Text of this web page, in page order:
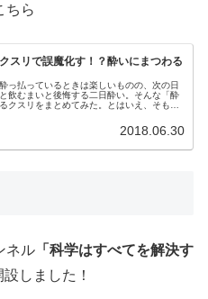
ちら
スリで誤魔化す！？酔いにまつわる
っ払っているときは楽しいものの、次の日
飲むまいと後悔する二日酔い。そんな「酔
クスリをまとめてみた。とはいえ、そもそ
2018.06.30
ネル 「科学はすべてを解決す
設しました！